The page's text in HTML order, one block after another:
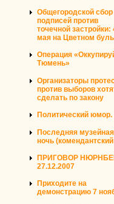
Общегородской сбор
подписей против
точечной застройки:
мая на Цветном
Операция
Тюмень»
Организаторы
против выборов
сделать по закону
Политический юмор.
Последняя музейная
ночь
ПРИГОВОР
27.12.2007
Приходите на
демонстрацию 7